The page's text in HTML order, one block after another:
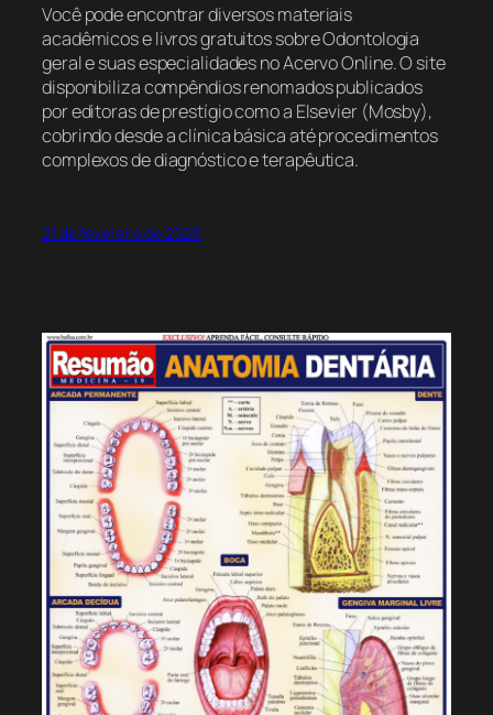
Você pode encontrar diversos materiais
acadêmicos e livros gratuitos sobre Odontologia
geral e suas especialidades no Acervo Online. O site
disponibiliza compêndios renomados publicados
por editoras de prestígio como a Elsevier (Mosby),
cobrindo desde a clínica básica até procedimentos
complexos de diagnóstico e terapêutica.
21 de fevereiro de 2026